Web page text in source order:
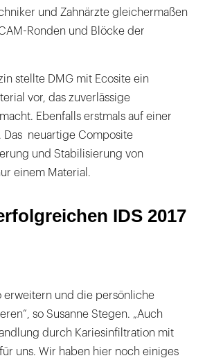
und Zahnärzte gleichermaßen
Ronden und Blöcke der
stellte DMG mit Ecosite ein
vor, das zuverlässige
Ebenfalls erstmals auf einer
Das neuartige Composite
und Stabilisierung von
einem Material.
IDS 2017
erweitern und die persönliche
so Susanne Stegen. „Auch
durch Kariesinfiltration mit
uns. Wir haben hier noch einiges